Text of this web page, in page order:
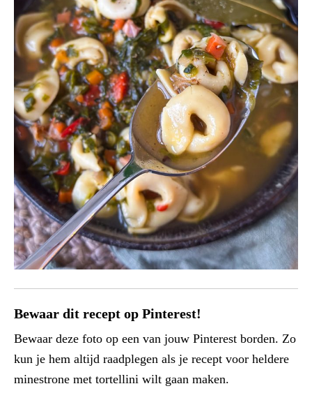
Bewaar dit recept op Pinterest!
Bewaar deze foto op een van jouw Pinterest borden. Zo
kun je hem altijd raadplegen als je recept voor heldere
minestrone met tortellini wilt gaan maken.